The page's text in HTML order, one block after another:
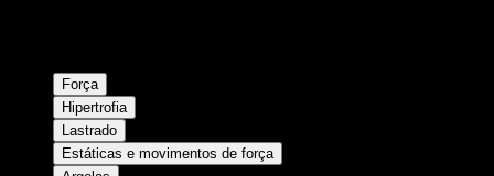
Força
Hipertrofia
Lastrado
Estáticas e movimentos de força